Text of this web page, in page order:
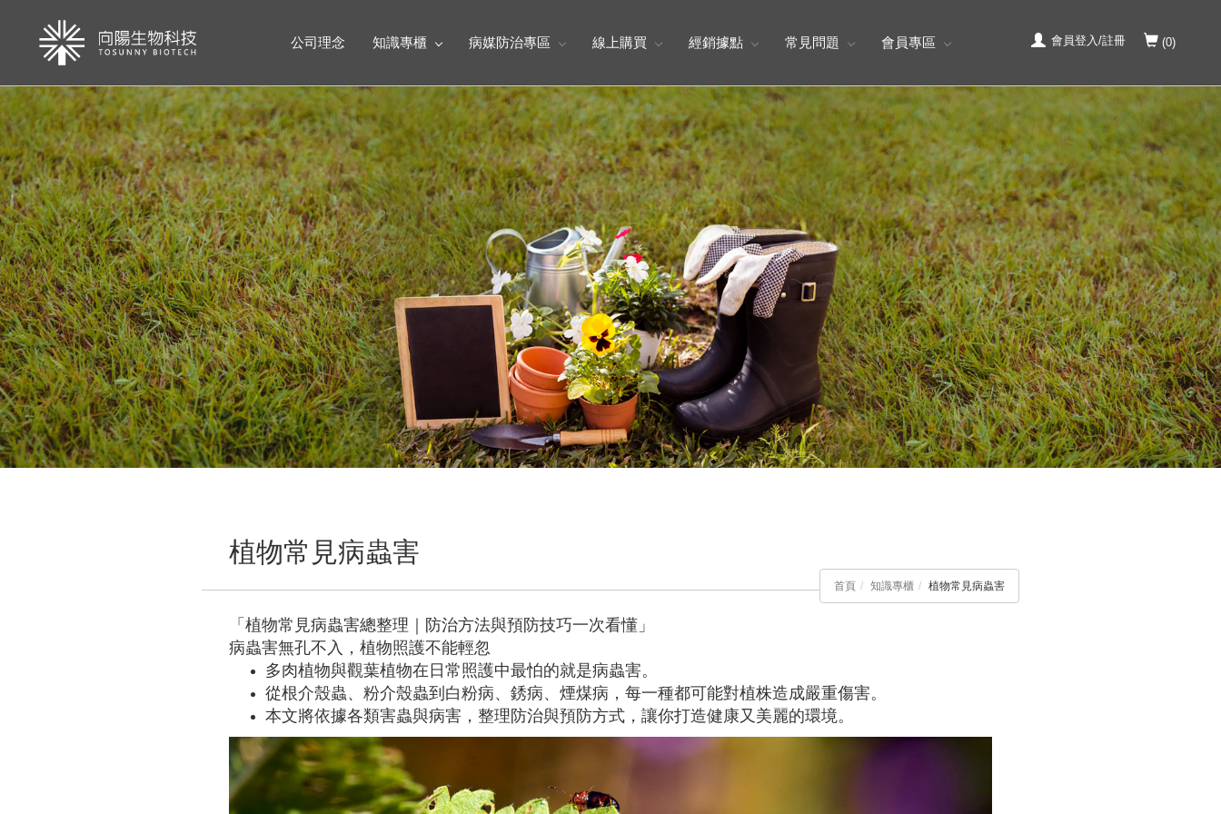
公司理念 知識專櫃 病媒防治專區 線上購買 經銷據點 常見問題 會員專區 (0)
會員登入/註冊
植物常見病蟲害
首頁 知識專櫃 植物常見病蟲害
「植物常見病蟲害總整理｜防治方法與預防技巧一次看懂」
病蟲害無孔不入，植物照護不能輕忽
多肉植物與觀葉植物在日常照護中最怕的就是病蟲害。
從根介殼蟲、粉介殼蟲到白粉病、銹病、煙煤病，每一種都可能對植株造成嚴重傷害。
本文將依據各類害蟲與病害，整理防治與預防方式，讓你打造健康又美麗的環境。